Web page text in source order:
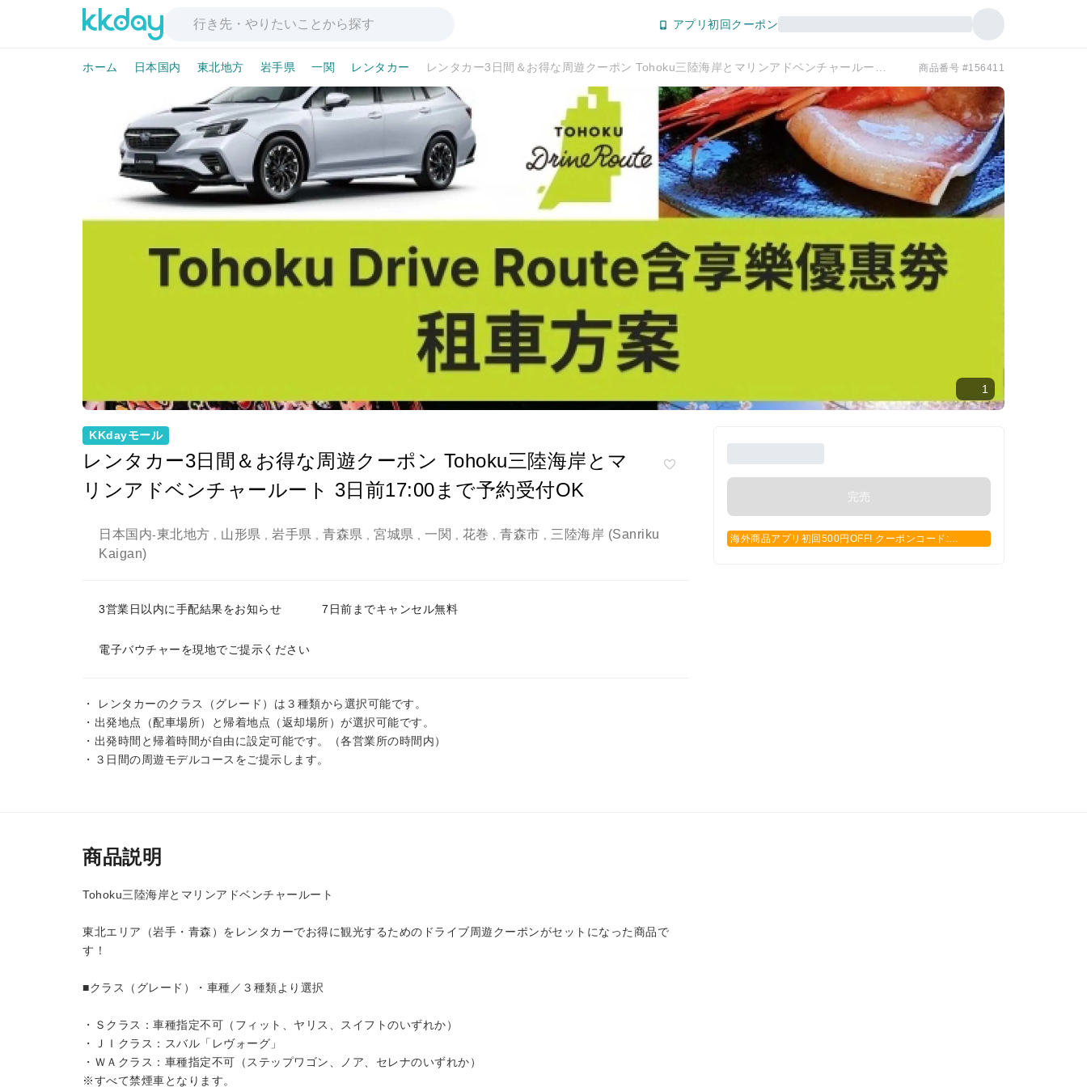
アプリ初回クーポン
ホーム 日本国内 東北地方 岩手県 一関 レンタカー 商品番号 #156411
1
KKdayモール
レンタカー3日間＆お得な周遊クーポン Tohoku三陸海岸とマ
リンアドベンチャールート 3日前17:00まで予約受付OK
日本国内-東北地方 山形県 岩手県 青森県 宮城県 一関 花巻 青森市
三陸海岸 (Sanriku
Kaigan)
3営業日以内に手配結果をお知らせ 7日前までキャンセル無料
電子バウチャーを現地でご提示ください
・ レンタカーのクラス（グレード）は３種類から選択可能です。
・出発地点（配車場所）と帰着地点（返却場所）が選択可能です。
・出発時間と帰着時間が自由に設定可能です。（各営業所の時間内）
・３日間の周遊モデルコースをご提示します。
完売
海外商品アプリ初回500円OFF! クーポンコード:
商品説明
Tohoku三陸海岸とマリンアドベンチャールート
東北エリア（岩手・青森）をレンタカーでお得に観光するためのドライブ周遊クーポンがセットになった商品で
す！
■クラス（グレード）・車種／３種類より選択
・Ｓクラス：車種指定不可（フィット、ヤリス、スイフトのいずれか）
・ＪＩクラス：スバル「レヴォーグ」
・ＷＡクラス：車種指定不可（ステップワゴン、ノア、セレナのいずれか）
※すべて禁煙車となります。